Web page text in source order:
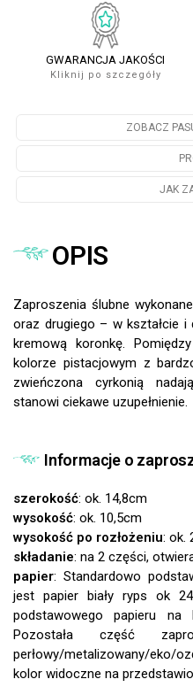
GWARANCJA JAKOŚCI
Kliknij po szczegóły
ZOBACZ
JAK
OPIS
Zaproszenia ślubne
oraz drugiego – w kształcie i
kremową koronkę.
kolorze pistacjowym z
zwieńczona cyrkonią
stanowi ciekawe uzupełnienie.
Informacje o
szerokość: ok. 14,8cm
wysokość: ok. 10,5cm
wysokość po rozłożeniu: ok.
składanie: na 2 części,
papier: